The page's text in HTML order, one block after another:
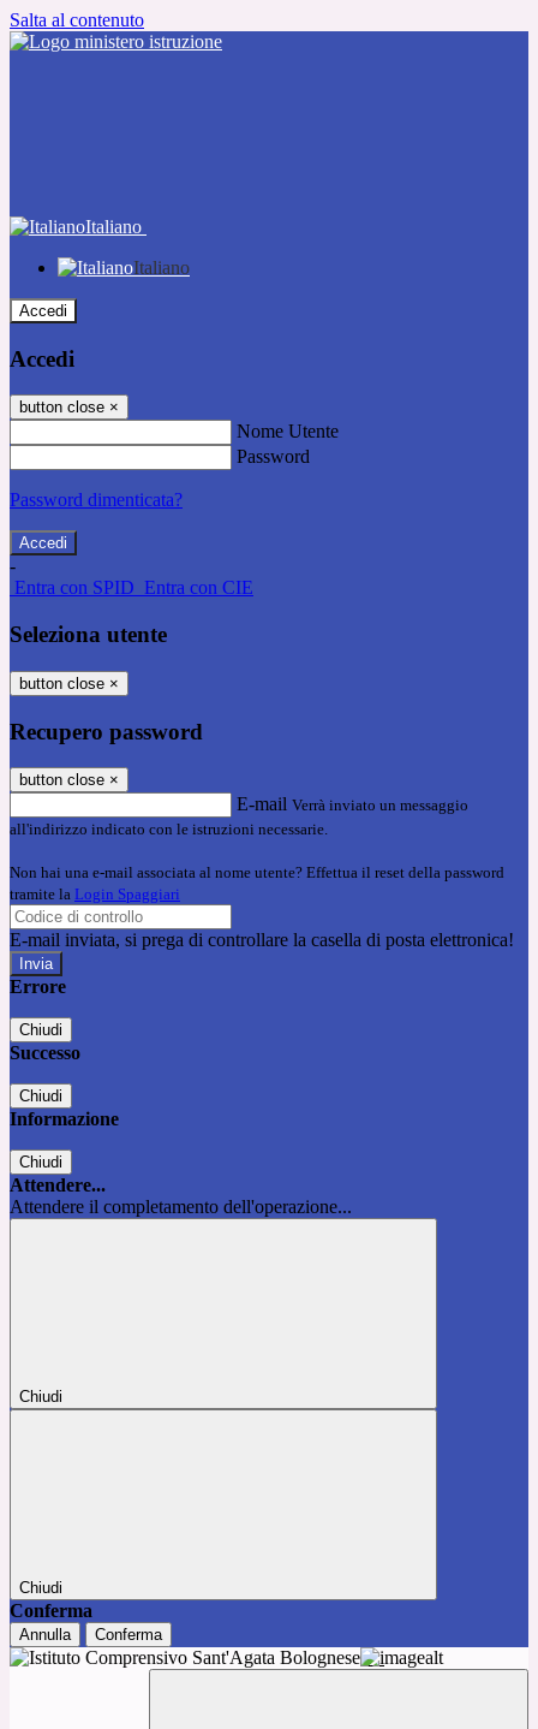
Salta al contenuto
Italiano
Italiano
Accedi
Accedi
button close ×
Nome Utente
Password
Password dimenticata?
-
Entra con SPID Entra con CIE
Seleziona utente
button close ×
Recupero password
button close ×
E-mail Verrà inviato un messaggio
all'indirizzo indicato con le istruzioni necessarie.
Non hai una e-mail associata al nome utente? Effettua il reset della password
tramite la Login Spaggiari
E-mail inviata, si prega di controllare la casella di posta elettronica!
Errore
Chiudi
Successo
Chiudi
Informazione
Chiudi
Attendere...
Attendere il completamento dell'operazione...
Chiudi
Chiudi
Conferma
Annulla Conferma